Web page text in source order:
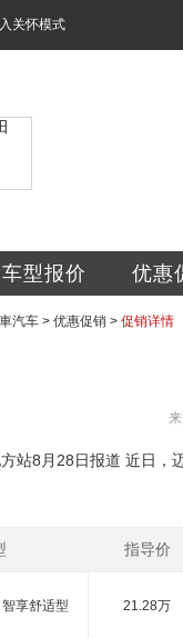
关怀模式
车型报价 优惠
汽车 > 优惠促销 > 促销详情
站8月28日报道 近日，
指导价
享舒适型 21.28万